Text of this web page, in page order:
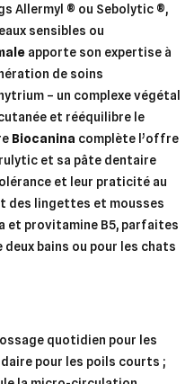
Allermyl ® ou Sebolytic ®,
sensibles ou
apporte son expertise à
de soins
– un complexe végétal
et rééquilibre le
Biocanina complète l’offre
et sa pâte dentaire
et leur praticité au
des lingettes et mousses
et provitamine B5, parfaites
bains ou pour les chats
quotidien pour les
pour les poils courts ;